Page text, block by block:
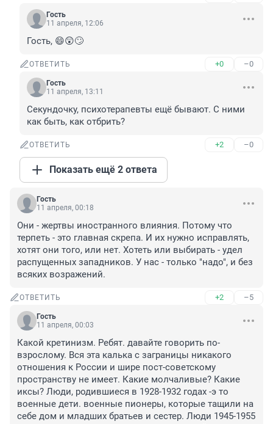
Гость
11 апреля, 12:06
Гость, 😄😲🙄
ОТВЕТИТЬ +0 –0
Гость
11 апреля, 13:11
Секундочку, психотерапевты ещё бывают. С ними
как быть, как отбрить?
ОТВЕТИТЬ +2 –0
Показать ещё 2 ответа
Гость
11 апреля, 00:18
Они - жертвы иностранного влияния. Потому что
терпеть - это главная скрепа. И их нужно исправлять,
хотят они того, или нет. Хотеть или выбирать - удел
распущенных западников. У нас - только "надо", и без
всяких возражений.
ОТВЕТИТЬ +2 –5
Гость
11 апреля, 00:03
Какой кретинизм. Ребят. давайте говорить по-
взрослому. Вся эта калька с заграницы никакого
отношения к России и шире пост-советскому
пространству не имеет. Какие молчаливые? Какие
иксы? Люди, родившиеся в 1928-1932 годах -э то
военные дети. военные пионеры, которые тащили на
себе дом и младших братьев и сестер. Люди 1945-1955